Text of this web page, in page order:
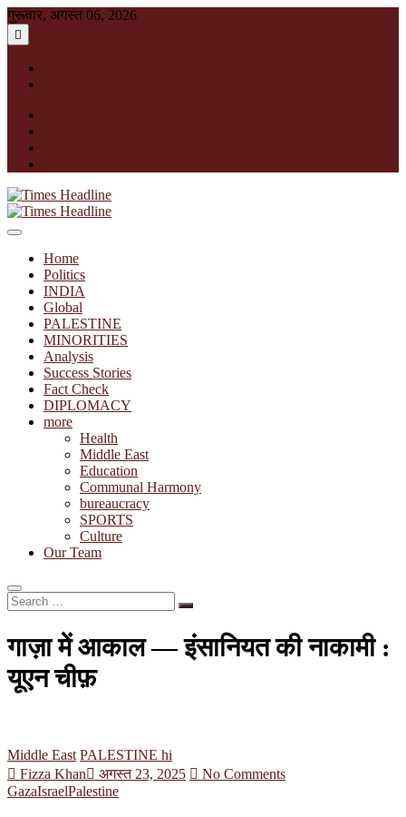
Skip
to
content
गुरूवार, अगस्त 06, 2026
Times Headline
Home
Politics
INDIA
Global
PALESTINE
MINORITIES
Analysis
Success Stories
Fact Check
DIPLOMACY
more
Health
Middle East
Education
Communal Harmony
bureaucracy
SPORTS
Culture
Our Team
Search
…
गाज़ा में आकाल — इंसानियत की नाकामी :
यूएन चीफ़
Middle East PALESTINE hi
Fizza Khan
अगस्त 23, 2025
No Comments
GazaIsraelPalestine